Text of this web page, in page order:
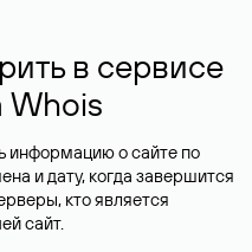
в сервисе
Whois
информацию о сайте по
и дату, когда завершится
кто является
сайт.